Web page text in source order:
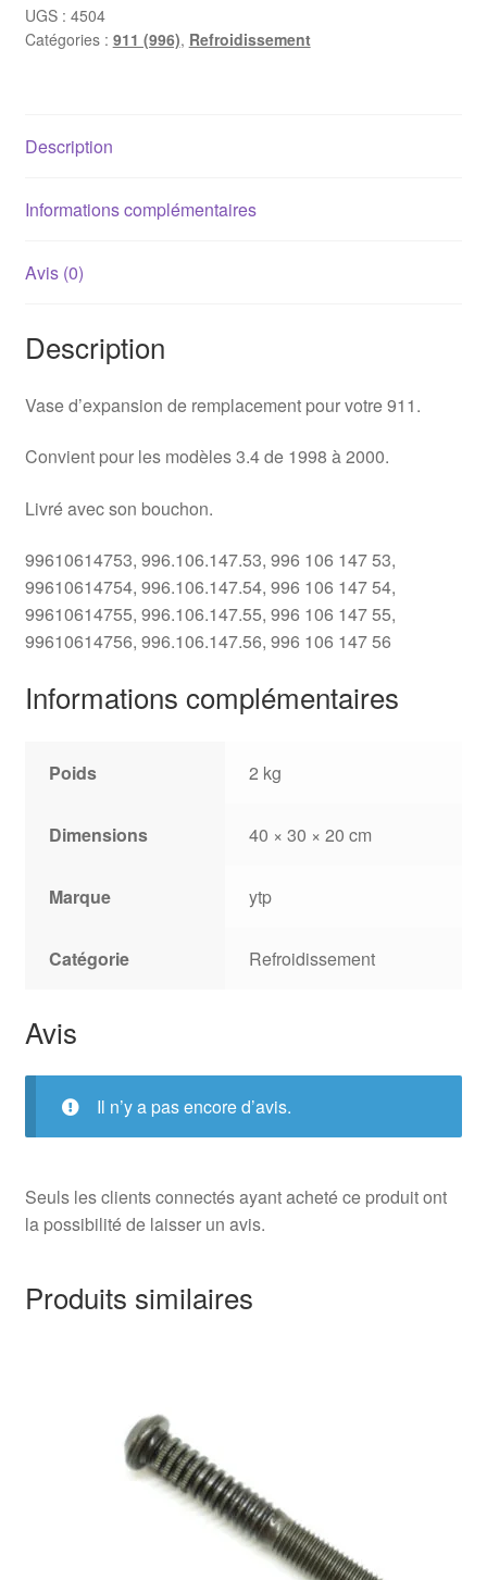
Porsche
911
UGS : 4504
Catégories : 911 (996), Refroidissement
Description
Informations complémentaires
Avis (0)
Description
Vase d’expansion de remplacement pour votre 911.
Convient pour les modèles 3.4 de 1998 à 2000.
Livré avec son bouchon.
99610614753, 996.106.147.53, 996 106 147 53,
99610614754, 996.106.147.54, 996 106 147 54,
99610614755, 996.106.147.55, 996 106 147 55,
99610614756, 996.106.147.56, 996 106 147 56
Informations complémentaires
Poids 2 kg
Dimensions 40 × 30 × 20 cm
Marque ytp
Catégorie Refroidissement
Avis
Il n’y a pas encore d’avis.
Seuls les clients connectés ayant acheté ce produit ont
la possibilité de laisser un avis.
Produits similaires